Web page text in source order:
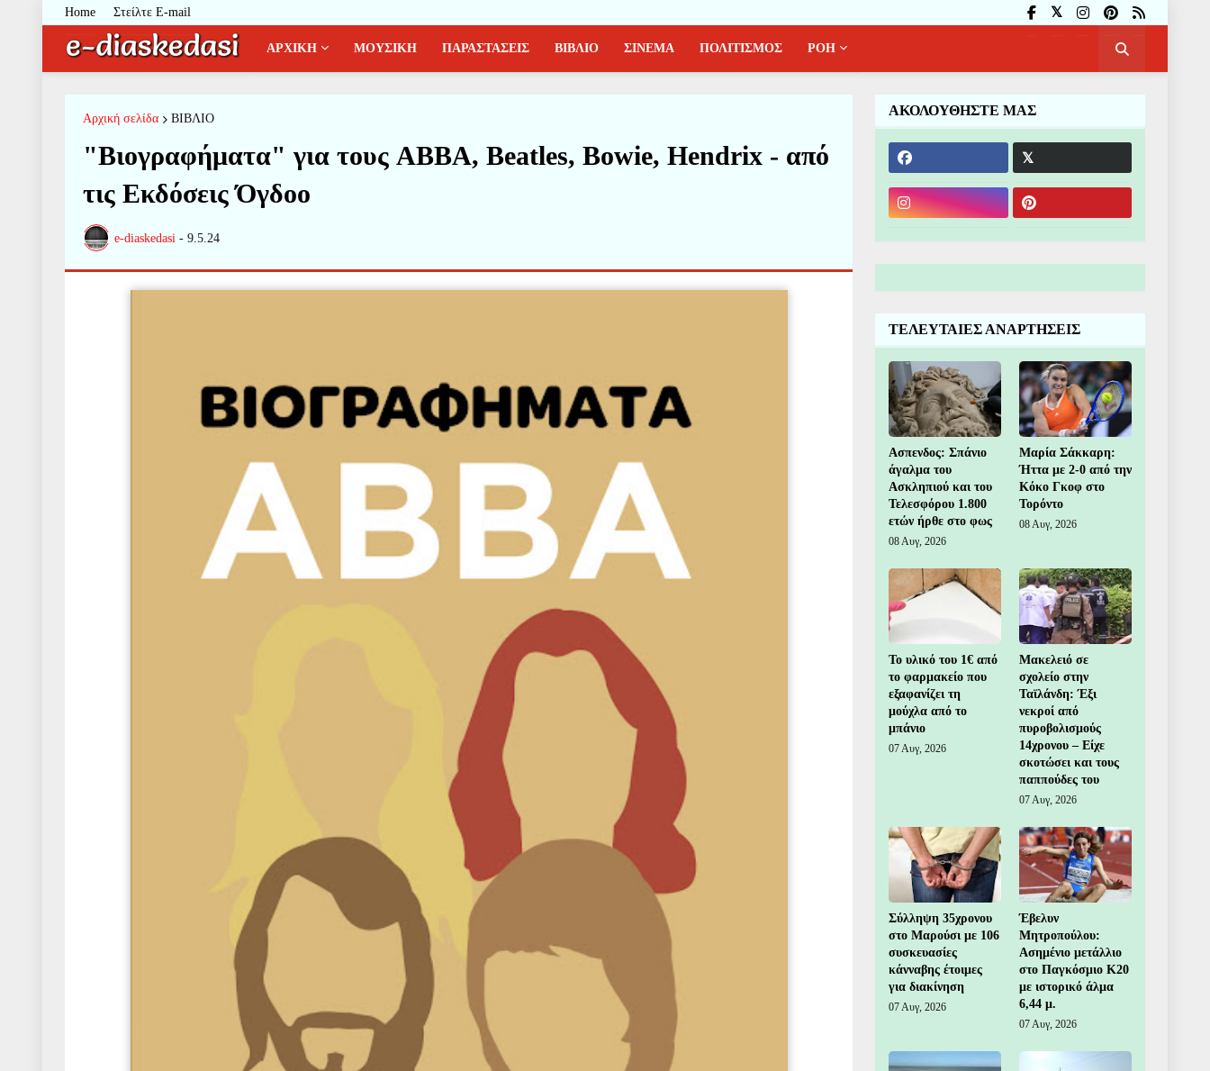
Home Στείλτε E-mail
ΑΡΧΙΚΗ ΜΟΥΣΙΚΗ ΠΑΡΑΣΤΑΣΕΙΣ ΒΙΒΛΙΟ ΣΙΝΕΜΑ ΠΟΛΙΤΙΣΜΟΣ ΡΟΗ
Αρχική σελίδα ΒΙΒΛΙΟ
"Βιογραφήματα" για τους ABBA, Beatles, Bowie, Hendrix - από
τις Εκδόσεις Όγδοο
e-diaskedasi - 9.5.24
ΑΚΟΛΟΥΘΗΣΤΕ ΜΑΣ
ΤΕΛΕΥΤΑΙΕΣ ΑΝΑΡΤΗΣΕΙΣ
Ασπενδος: Σπάνιο
άγαλμα του
Ασκληπιού και του
Τελεσφόρου 1.800
ετών ήρθε στο φως
08 Αυγ, 2026
Μαρία Σάκκαρη:
Ήττα με 2-0 από την
Κόκο Γκοφ στο
Τορόντο
08 Αυγ, 2026
Το υλικό του 1€ από
το φαρμακείο που
εξαφανίζει τη
μούχλα από το
μπάνιο
07 Αυγ, 2026
Μακελειό σε
σχολείο στην
Ταϊλάνδη: Έξι
νεκροί από
πυροβολισμούς
14χρονου – Είχε
σκοτώσει και τους
παππούδες του
07 Αυγ, 2026
Σύλληψη 35χρονου
στο Μαρούσι με 106
συσκευασίες
κάνναβης έτοιμες
για διακίνηση
07 Αυγ, 2026
Έβελυν
Μητροπούλου:
Ασημένιο μετάλλιο
στο Παγκόσμιο Κ20
με ιστορικό άλμα
6,44 μ.
07 Αυγ, 2026